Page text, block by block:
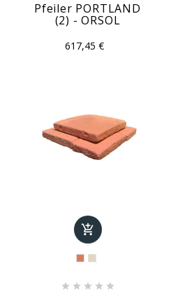
Pfeiler PORTLAND
(2) - ORSOL
617,45 €

    